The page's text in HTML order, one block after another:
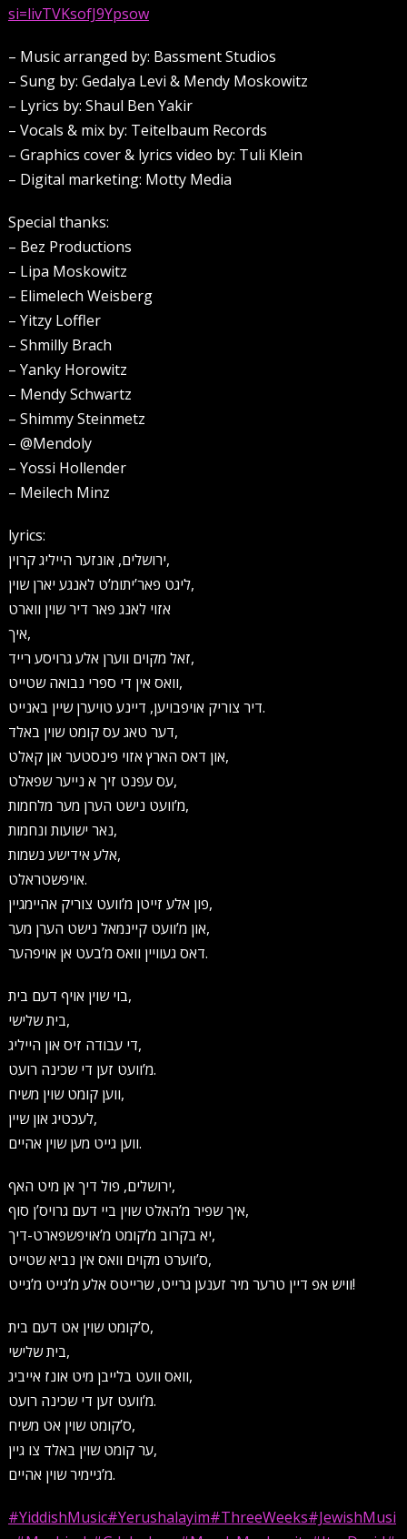
si=livTVKsofJ9Ypsow
– Music arranged by: Bassment Studios
– Sung by: Gedalya Levi & Mendy Moskowitz
– Lyrics by: Shaul Ben Yakir
– Vocals & mix by: Teitelbaum Records
– Graphics cover & lyrics video by: Tuli Klein
– Digital marketing: Motty Media
Special thanks:
– Bez Productions
– Lipa Moskowitz
– Elimelech Weisberg
– Yitzy Loffler
– Shmilly Brach
– Yanky Horowitz
– Mendy Schwartz
– Shimmy Steinmetz
– ‎@Mendoly
– Yossi Hollender
– Meilech Minz
lyrics:
ירושלים, אונזער הייליג קרוין,
ליגט פאר’יתומ’ט לאנגע יארן שוין,
אזוי לאנג פאר דיר שוין ווארט
איך,
זאל מקוים ווערן אלע גרויסע רייד,
וואס אין די ספרי נבואה שטייט,
דיר צוריק אויפבויען, דיינע טויערן שיין באנייט.
דער טאג עס קומט שוין באלד,
און דאס הארץ אזוי פינסטער און קאלט,
עס עפנט זיך א נייער שפאלט,
מ’וועט נישט הערן מער מלחמות,
נאר ישועות ונחמות,
אלע אידישע נשמות,
אויפשטראלט.
פון אלע זייטן מ’וועט צוריק אהיימגיין,
און מ’וועט קיינמאל נישט הערן מער,
דאס געוויין וואס מ’בעט אן אויפהער.
בוי שוין אויף דעם בית,
בית שלישי,
די עבודה זיס און הייליג,
מ’וועט זען די שכינה רועט.
ווען קומט שוין משיח,
לעכטיג און שיין,
ווען גייט מען שוין אהיים.
ירושלים, פול דיך אן מיט האף,
איך שפיר מ’האלט שוין ביי דעם גרויס’ן סוף,
יא בקרוב מ’קומט מ’אויפשפארט-דיך,
ס’ווערט מקוים וואס אין נביא שטייט,
וויש אפ דיין טרער מיר זענען גרייט, שרייטס אלע מ’גייט מ’גייט!
ס’קומט שוין אט דעם בית,
בית שלישי,
וואס וועט בלייבן מיט אונז אייביג,
מ’וועט זען די שכינה רועט.
ס’קומט שוין אט משיח,
ער קומט שוין באלד צו גיין,
מ’גיימיר שוין אהיים.
#YiddishMusic#Yerushalayim#ThreeWeeks#JewishMusi